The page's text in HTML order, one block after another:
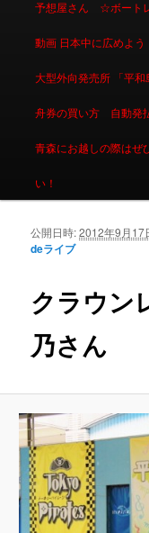
予想屋さん ☆ボート
動画 日本中に広めよ
大型外向発売所 「平和
舟券の買い方 自動発
青森にお越しの際はぜ
い！
クラウ
乃さん
公開日時:2012年9月17
deライブ